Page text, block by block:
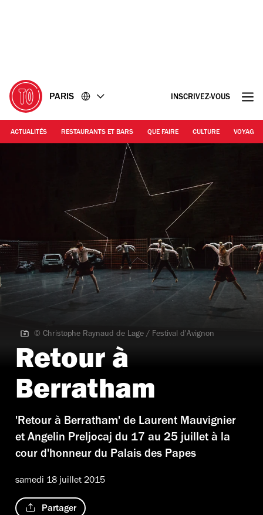
PARIS INSCRIVEZ-VOUS
ACTUALITÉS RESTAURANTS ET BARS QUE FAIRE CULTURE VOYAGE
© Christophe Raynaud de Lage / Festival d'Avignon
© Christophe Raynaud de Lage / Festival d'Avignon
Retour à
Berratham
'Retour à Berratham' de Laurent Mauvignier
et Angelin Preljocaj du 17 au 25 juillet à la
cour d'honneur du Palais des Papes
samedi 18 juillet 2015
Partager